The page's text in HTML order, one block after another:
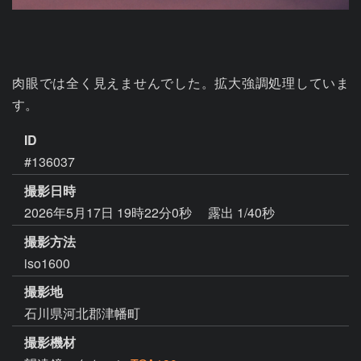
肉眼では全く見えませんでした。拡大強調処理していま
す。
ID
#136037
撮影日時
2026年5月17日 19時22分0秒
露出 1/40秒
撮影方法
iso1600
撮影地
石川県河北郡津幡町
撮影機材